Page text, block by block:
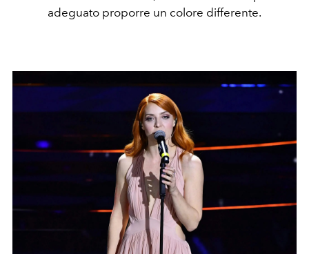
adeguato proporre un colore differente.